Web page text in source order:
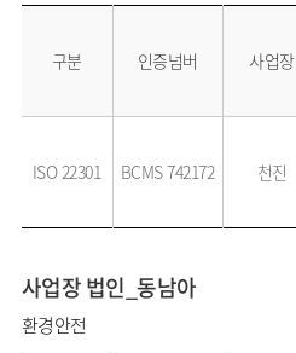
구분 인증넘버 사업장
ISO 22301 BCMS 742172 천진
사업장 법인_동남아
환경안전